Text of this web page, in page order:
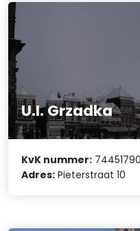
U.I. Grzadka
KvK nummer: 74451790
Adres: Pieterstraat 10